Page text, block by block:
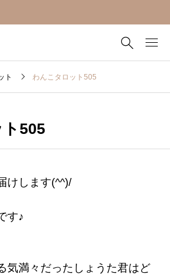
ト わんこタロット505
505
けします(^^)/
す♪
気満々だったしょうた君はど